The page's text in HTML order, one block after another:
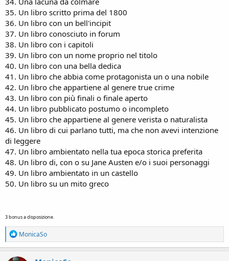
35. Un libro scritto prima del 1800
36. Un libro con un bell'incipit
37. Un libro conosciuto in forum
38. Un libro con i capitoli
39. Un libro con un nome proprio nel titolo
40. Un libro con una bella dedica
41. Un libro che abbia come protagonista un o una nobile
42. Un libro che appartiene al genere true crime
43. Un libro con più finali o finale aperto
44. Un libro pubblicato postumo o incompleto
45. Un libro che appartiene al genere verista o naturalista
46. Un libro di cui parlano tutti, ma che non avevi intenzione
di leggere
47. Un libro ambientato nella tua epoca storica preferita
48. Un libro di, con o su Jane Austen e/o i suoi personaggi
49. Un libro ambientato in un castello
50. Un libro su un mito greco
3 bonus a disposizione.
R
e
a
c
MonicaSo